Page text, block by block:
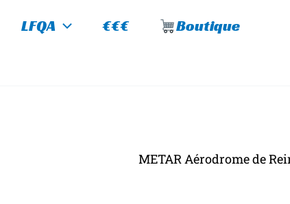
LFQA €€€
Boutique
METAR Aérodrome de